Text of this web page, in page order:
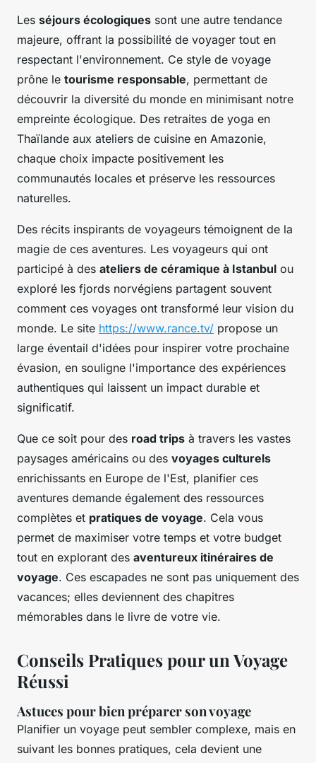
Les séjours écologiques sont une autre tendance
majeure, offrant la possibilité de voyager tout en
respectant l'environnement. Ce style de voyage
prône le tourisme responsable, permettant de
découvrir la diversité du monde en minimisant notre
empreinte écologique. Des retraites de yoga en
Thaïlande aux ateliers de cuisine en Amazonie,
chaque choix impacte positivement les
communautés locales et préserve les ressources
naturelles.
Des récits inspirants de voyageurs témoignent de la
magie de ces aventures. Les voyageurs qui ont
participé à des ateliers de céramique à Istanbul ou
exploré les fjords norvégiens partagent souvent
comment ces voyages ont transformé leur vision du
monde. Le site https://www.rance.tv/ propose un
large éventail d'idées pour inspirer votre prochaine
évasion, en souligne l'importance des expériences
authentiques qui laissent un impact durable et
significatif.
Que ce soit pour des road trips à travers les vastes
paysages américains ou des voyages culturels
enrichissants en Europe de l'Est, planifier ces
aventures demande également des ressources
complètes et pratiques de voyage. Cela vous
permet de maximiser votre temps et votre budget
tout en explorant des aventureux itinéraires de
voyage. Ces escapades ne sont pas uniquement des
vacances; elles deviennent des chapitres
mémorables dans le livre de votre vie.
Conseils Pratiques pour un Voyage
Réussi
Astuces pour bien préparer son voyage
Planifier un voyage peut sembler complexe, mais en
suivant les bonnes pratiques, cela devient une